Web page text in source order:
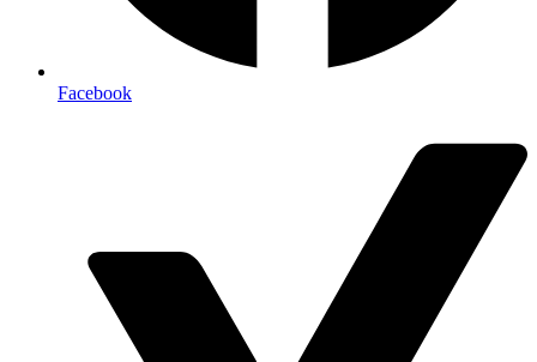
Facebook